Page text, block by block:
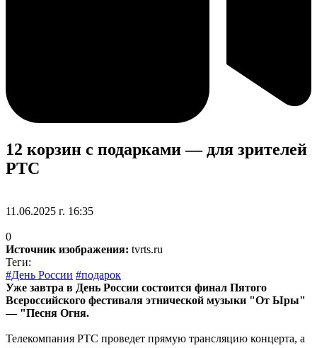
12 корзин с подарками — для зрителей
РТС
11.06.2025 г. 16:35
0
Источник изображения: tvrts.ru
Теги:
#День России #подарок
Уже завтра в День России состоится финал Пятого
Всероссийского фестиваля этнической музыки "От Ыры"
— "Песня Огня.
Телекомпания РТС проведет прямую трансляцию концерта, а